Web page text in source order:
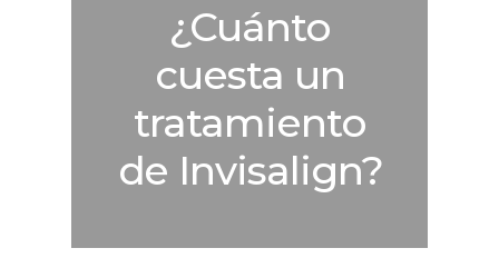
¿Cuánto
cuesta un
tratamiento
de Invisalign?